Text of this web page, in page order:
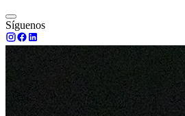
Síguenos